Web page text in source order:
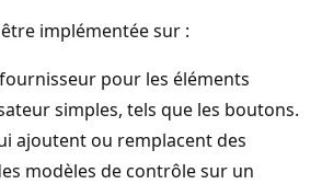
implémentée sur :
pour les éléments
simples, tels que les boutons.
ajoutent ou remplacent des
modèles de contrôle sur un